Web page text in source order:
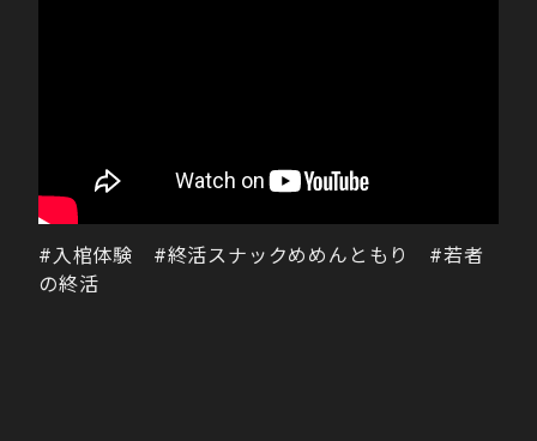
#入棺体験 #終活スナックめめんともり #若者
の終活